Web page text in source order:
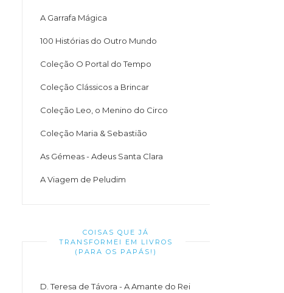
A Garrafa Mágica
100 Histórias do Outro Mundo
Coleção O Portal do Tempo
Coleção Clássicos a Brincar
Coleção Leo, o Menino do Circo
Coleção Maria & Sebastião
As Gémeas - Adeus Santa Clara
A Viagem de Peludim
COISAS QUE JÁ
TRANSFORMEI EM LIVROS
(PARA OS PAPÁS!)
D. Teresa de Távora - A Amante do Rei